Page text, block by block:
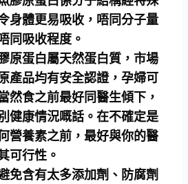
身體更易吸收，唔同分子量
同吸收程度。
原蛋白屬天然蛋白質，市場
產品均有安全認證，孕婦可
然食之前最好同醫生傾下，
健康情況嘅話。在不確定是
營養素之前，最好與你的醫
可行性。
免含有太多添加劑、防腐劑